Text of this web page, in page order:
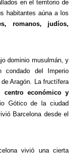
en el territorio de
habitantes aúna a los
romanos, judíos,
dominio musulmán, y
condado del Imperio
Aragón. La fructífera
centro económico y
Gótico de la ciudad
Barcelona desde el
vivió una cierta